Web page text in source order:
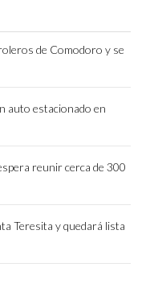
de Comodoro y se
auto estacionado en
reunir cerca de 300
Teresita y quedará lista